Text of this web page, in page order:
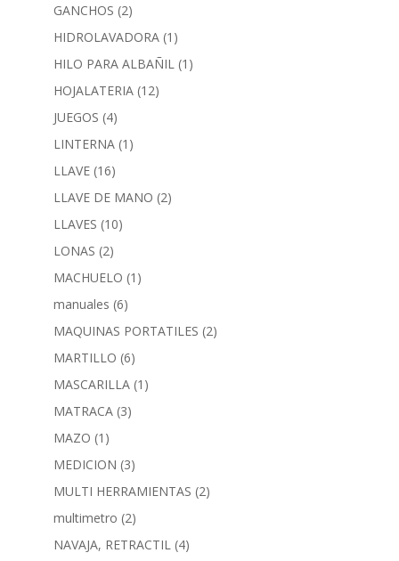
GANCHOS (2)
HIDROLAVADORA (1)
HILO PARA ALBAÑIL (1)
HOJALATERIA (12)
JUEGOS (4)
LINTERNA (1)
LLAVE (16)
LLAVE DE MANO (2)
LLAVES (10)
LONAS (2)
MACHUELO (1)
manuales (6)
MAQUINAS PORTATILES (2)
MARTILLO (6)
MASCARILLA (1)
MATRACA (3)
MAZO (1)
MEDICION (3)
MULTI HERRAMIENTAS (2)
multimetro (2)
NAVAJA, RETRACTIL (4)